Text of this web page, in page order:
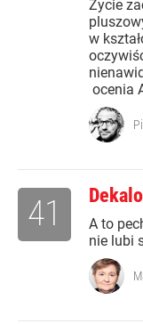
Życie
w
ocenia
A to
nie lubi
41